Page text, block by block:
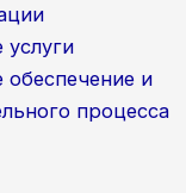
обеспечение и
процесса